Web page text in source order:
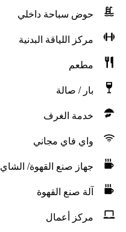
حوض سباحة داخلي
مركز اللياقة البدنية
مطعم
بار / صالة
خدمة الغرف
واي فاي مجاني
جهاز صنع القهوة/ الشاي
آلة صنع القهوة
مركز أعمال